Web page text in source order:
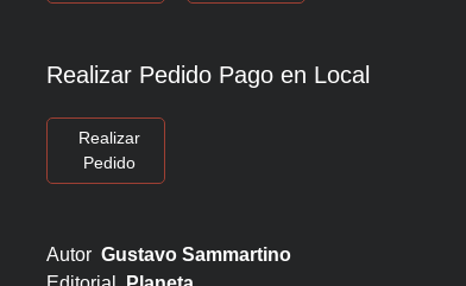
Realizar Pedido Pago en Local
Realizar
Pedido
Autor Gustavo Sammartino